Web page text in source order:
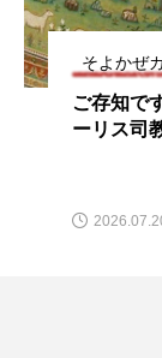
そよかぜ
ご存知で
ーリス司